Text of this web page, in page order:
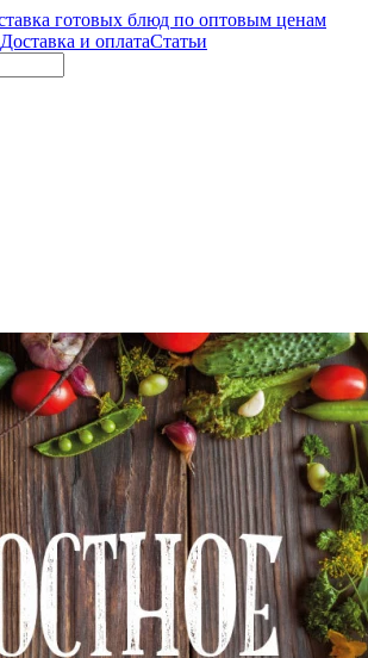
Доставка и оплатаСтатьи